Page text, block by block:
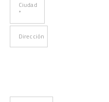
Ciudad
*
Dirección